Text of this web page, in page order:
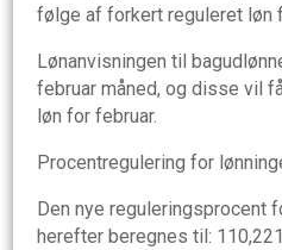
følge af forkert reguleret løn
Lønanvisningen til
februar måned, og disse vil
løn for februar.
Procentregulering for
Den nye reguleringsprocent
herefter beregnes til: